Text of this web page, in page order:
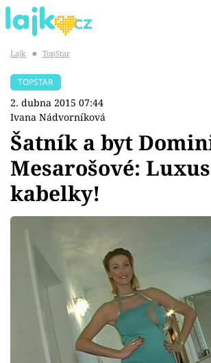
SHOPAHOLICADEL
Témata
Showbyznys
Youtubeři
Virály
Sex a vztahy
Videa
Lajk ■ TopStar
TOPSTAR
2. dubna 2015 07:44
Ivana Nádvorníková
Šatník a byt
Mesarošové:
kabelky!